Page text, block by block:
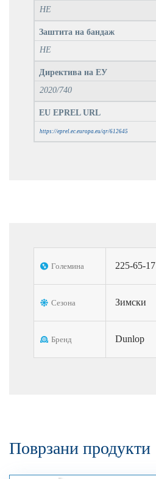
НЕ
Заштита на бандаж
НЕ
Директива на ЕУ
2020/740
EU EPREL URL
https://eprel.ec.europa.eu/qr/612645
Големина 225-65-17
Сезона Зимски
Бренд Dunlop
Поврзани продукти